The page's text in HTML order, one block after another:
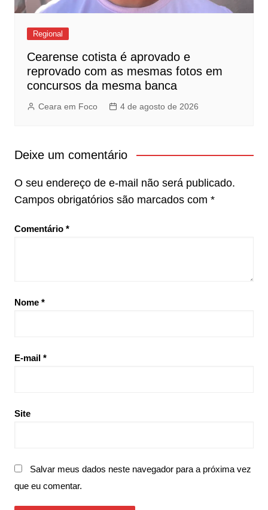
Regional
Cearense cotista é aprovado e
reprovado com as mesmas fotos em
concursos da mesma banca
Ceara em Foco 4 de agosto de 2026
Deixe um comentário
O seu endereço de e-mail não será publicado.
Campos obrigatórios são marcados com *
Comentário *
Nome *
E-mail *
Site
Salvar meus dados neste navegador para a próxima vez
que eu comentar.